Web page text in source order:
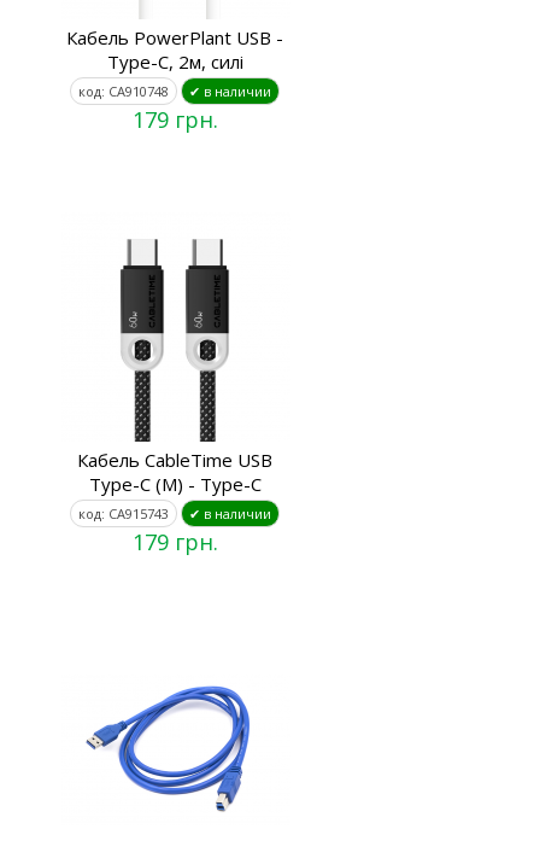
Кабель PowerPlant USB -
Type-C, 2м, силі
код: CA910748 ✔ в наличии
179 грн.
Кабель CableTime USB
Type-C (M) - Type-C
код: CA915743 ✔ в наличии
179 грн.